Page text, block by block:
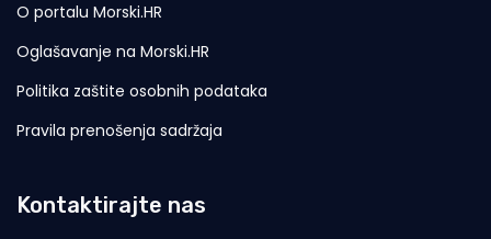
O portalu Morski.HR
Oglašavanje na Morski.HR
Politika zaštite osobnih podataka
Pravila prenošenja sadržaja
Kontaktirajte nas